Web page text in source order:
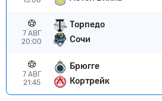
7 АВГ
20:00
Торпедо
Сочи
7 АВГ
21:45
Брюгге
Кортрейк